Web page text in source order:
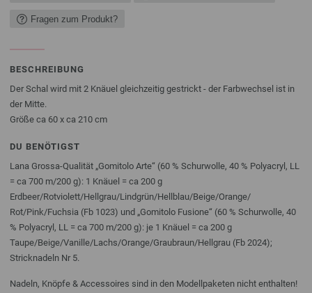
Fragen zum Produkt?
BESCHREIBUNG
Der Schal wird mit 2 Knäuel gleichzeitig gestrickt - der Farbwechsel ist in
der Mitte.
Größe ca 60 x ca 210 cm
DU BENÖTIGST
Lana Grossa-Qualität „Gomitolo Arte“ (60 % Schurwolle, 40 % Polyacryl, LL
= ca 700 m/200 g): 1 Knäuel = ca 200 g
Erdbeer/Rotviolett/Hellgrau/Lindgrün/Hellblau/Beige/Orange/
Rot/Pink/Fuchsia (Fb 1023) und „Gomitolo Fusione“ (60 % Schurwolle, 40
% Polyacryl, LL = ca 700 m/200 g): je 1 Knäuel = ca 200 g
Taupe/Beige/Vanille/Lachs/Orange/Graubraun/Hellgrau (Fb 2024);
Stricknadeln Nr 5.
Nadeln, Knöpfe & Accessoires sind in den Modellpaketen nicht enthalten!